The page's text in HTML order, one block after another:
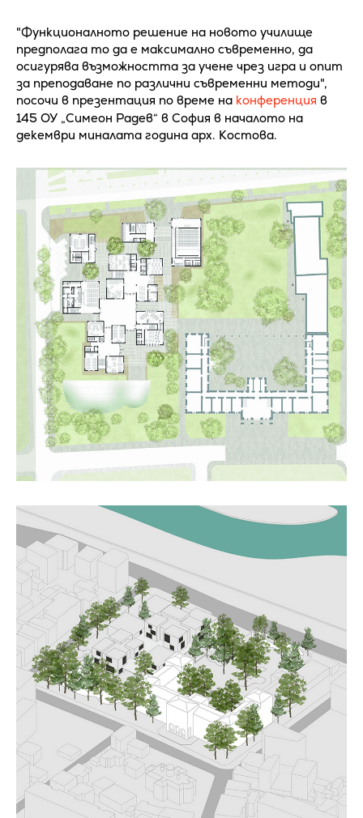
"Функционалното решение на новото училище
предполага то да е максимално съвременно, да
осигурява възможността за учене чрез игра и опит
за преподаване по различни съвременни методи",
посочи в презентация по време на конференция в
145 ОУ „Симеон Радев“ в София в началото на
декември миналата година арх. Костова.